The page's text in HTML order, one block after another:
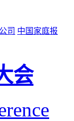
司 中国家庭报
会